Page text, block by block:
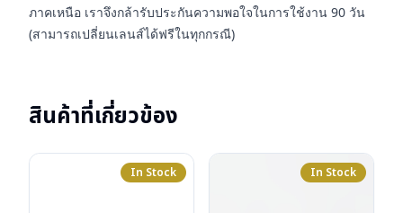
ภาคเหนือ เราจึงกล้ารับประกันความพอใจในการใช้งาน 90 วัน
(สามารถเปลี่ยนเลนส์ได้ฟรีในทุกกรณี)
สินค้าที่เกี่ยวข้อง
In Stock In Stock